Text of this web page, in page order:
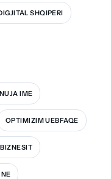
SHQIPERI
IME
OPTIMIZIM UEBFAQE